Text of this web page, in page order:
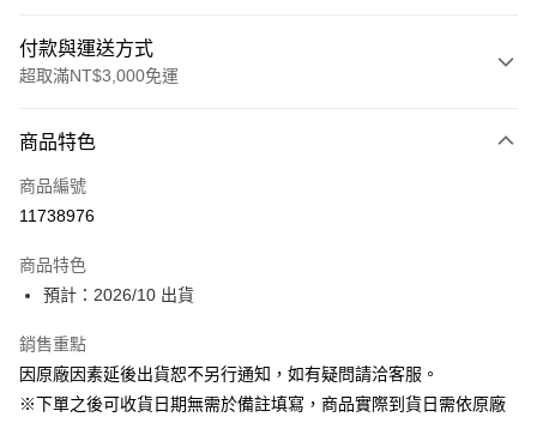
付款與運送方式
超取滿NT$3,000免運
信用卡一次付款
超商取貨付款
ATM付款
運送方式
預購-全家取貨付款(舊)
商品特色
商品編號
11738976
商品特色
預計：2026/10 出貨
銷售重點
因原廠因素延後出貨恕不另行通知，如有疑問請洽客服。
※下單之後可收貨日期無需於備註填寫，商品實際到貨日需依原廠